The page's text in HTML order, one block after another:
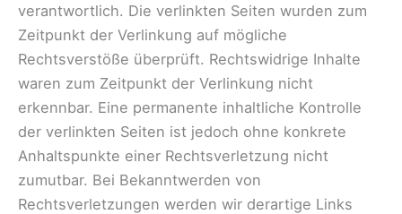
verantwortlich. Die verlinkten Seiten wurden zum
Zeitpunkt der Verlinkung auf mögliche
Rechtsverstöße überprüft. Rechtswidrige Inhalte
waren zum Zeitpunkt der Verlinkung nicht
erkennbar. Eine permanente inhaltliche Kontrolle
der verlinkten Seiten ist jedoch ohne konkrete
Anhaltspunkte einer Rechtsverletzung nicht
zumutbar. Bei Bekanntwerden von
Rechtsverletzungen werden wir derartige Links